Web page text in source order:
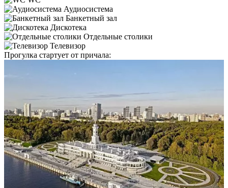
Аудиосистема
Банкетный зал
Дискотека
Отдельные столики
Телевизор
Прогулка стартует от причала: